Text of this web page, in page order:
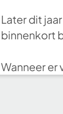
Later dit
binnenkort
Wanneer er